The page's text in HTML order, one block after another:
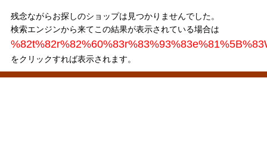
残念ながらお探しのショップは見つかりませんでした。
検索エンジンから来てこの結果が表示されている場合は
をクリックすれば表示されます。